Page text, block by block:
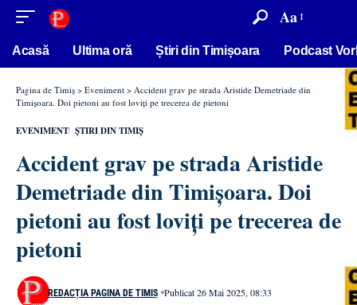
conținut Aa
Acasă Ultima oră Știri din Timișoara Podcast
Pagina de Timiș > Eveniment > Accident grav pe strada Aristide Demetriade din
Timișoara. Doi pietoni au fost loviți pe trecerea de pietoni
EVENIMENT ȘTIRI DIN TIMIȘ
Accident grav pe strada Aristide
Demetriade din Timișoara. Doi
pietoni au fost loviți pe trecerea de
pietoni
REDACȚIA PAGINA DE TIMIȘ Publicat 26 Mai 2025, 08:33